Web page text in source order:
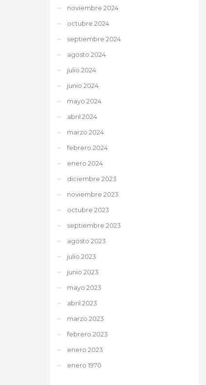
noviembre 2024
octubre 2024
septiembre 2024
agosto 2024
julio 2024
junio 2024
mayo 2024
abril 2024
marzo 2024
febrero 2024
enero 2024
diciembre 2023
noviembre 2023
octubre 2023
septiembre 2023
agosto 2023
julio 2023
junio 2023
mayo 2023
abril 2023
marzo 2023
febrero 2023
enero 2023
enero 1970